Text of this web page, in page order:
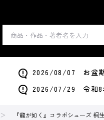
2026/08/07 お盆期
2026/07/29 令和8
『龍が如く』コラボシューズ 桐